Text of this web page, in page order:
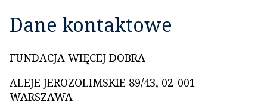
Dane kontaktowe
FUNDACJA WIĘCEJ DOBRA
ALEJE JEROZOLIMSKIE 89/43, 02-001
WARSZAWA